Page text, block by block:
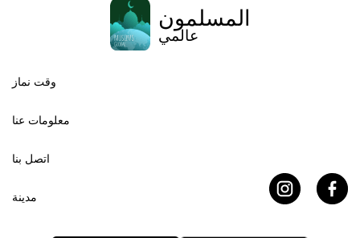
المسلمون
عالمي
وقت نماز
معلومات عنا
اتصل بنا
مدينة